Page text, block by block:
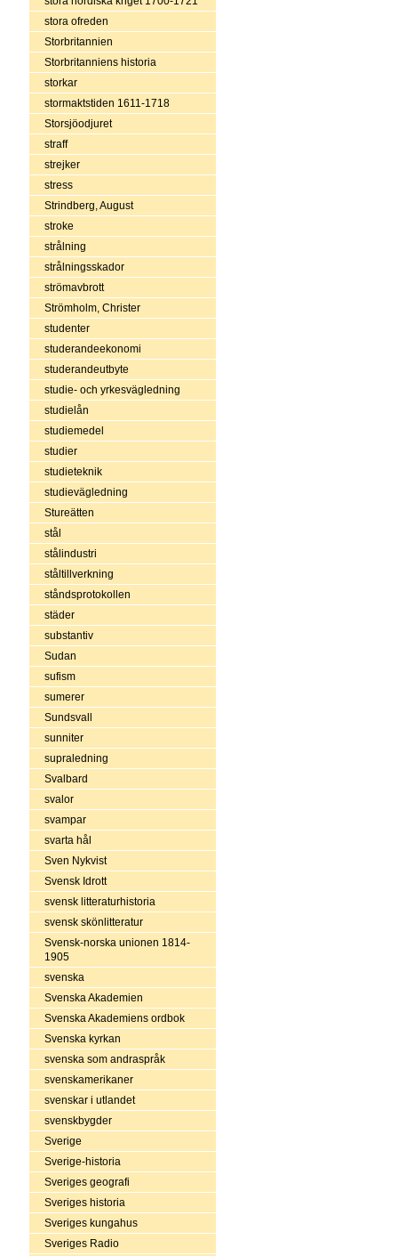
stora ofreden
Storbritannien
Storbritanniens historia
storkar
stormaktstiden 1611-1718
Storsjöodjuret
straff
strejker
stress
Strindberg, August
stroke
strålning
strålningsskador
strömavbrott
Strömholm, Christer
studenter
studerandeekonomi
studerandeutbyte
studie- och yrkesvägledning
studielån
studiemedel
studier
studieteknik
studievägledning
Stureätten
stål
stålindustri
ståltillverkning
ståndsprotokollen
städer
substantiv
Sudan
sufism
sumerer
Sundsvall
sunniter
supraledning
Svalbard
svalor
svampar
svarta hål
Sven Nykvist
Svensk Idrott
svensk litteraturhistoria
svensk skönlitteratur
Svensk-norska unionen 1814-
1905
svenska
Svenska Akademien
Svenska Akademiens ordbok
Svenska kyrkan
svenska som andraspråk
svenskamerikaner
svenskar i utlandet
svenskbygder
Sverige
Sverige-historia
Sveriges geografi
Sveriges historia
Sveriges kungahus
Sveriges Radio